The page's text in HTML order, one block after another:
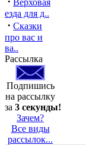
Верховая
езда для д..
· Сказки
про вас и
ва..
Рассылка
Подпишись
на рассылку
за 3 секунды!
Зачем?
Все виды
рассылок...